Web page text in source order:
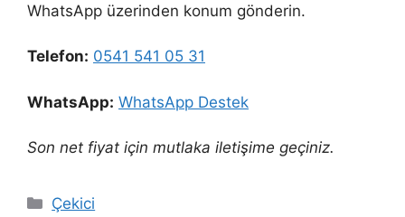
WhatsApp üzerinden konum gönderin.
Telefon: 0541 541 05 31
WhatsApp: WhatsApp Destek
Son net fiyat için mutlaka iletişime geçiniz.
Kategoriler
Çekici